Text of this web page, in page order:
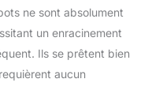
ne sont absolument
un enracinement
Ils se prêtent bien
aucun